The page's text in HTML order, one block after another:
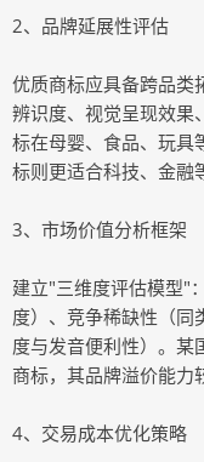
2、品牌延展性评估
优质商标应具备跨品类
辨识度、视觉呈现效果
标在母婴、食品、玩具
标则更适合科技、金融
3、市场价值分析框架
建立"三维度评估模型"
度）、竞争稀缺性（同
度与发音便利性）。某
商标，其品牌溢价能力
4、交易成本优化策略